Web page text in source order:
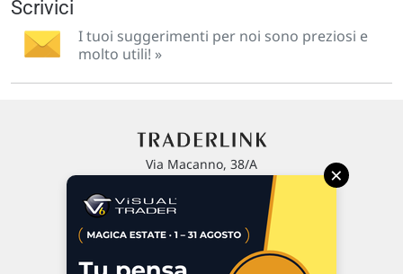
Scrivici
I tuoi suggerimenti per noi sono preziosi e
molto utili! »
Via Macanno, 38/A
P.IVA 02 452 460 401
×